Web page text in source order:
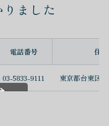
ました
電話番号 住所
03-5833-9111 東京都台東区